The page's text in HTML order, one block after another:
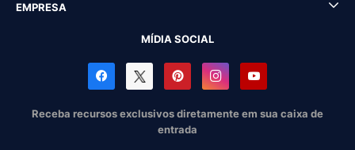
EMPRESA
MÍDIA SOCIAL
Receba recursos exclusivos diretamente em sua caixa de
entrada